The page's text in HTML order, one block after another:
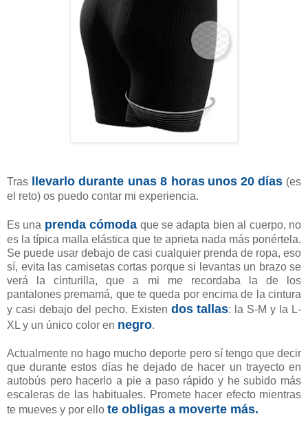
Tras llevarlo durante unas 8 horas unos 20 días (es
el reto) os puedo contar mi experiencia.
Es una prenda cómoda que se adapta bien al cuerpo, no
es la típica malla elástica que te aprieta nada más ponértela.
Se puede usar debajo de casi cualquier prenda de ropa, eso
sí, evita las camisetas cortas porque si levantas un brazo se
verá la cinturilla, que a mi me recordaba la de los
pantalones premamá, que te queda por encima de la cintura
y casi debajo del pecho. Existen dos tallas: la S-M y la L-
XL y un único color en negro.
Actualmente no hago mucho deporte pero sí tengo que decir
que durante estos días he dejado de hacer un trayecto en
autobús pero hacerlo a pie a paso rápido y he subido más
escaleras de las habituales. Promete hacer efecto mientras
te mueves y por ello te obligas a moverte más.